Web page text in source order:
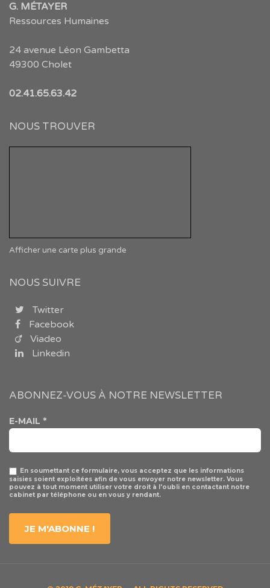
G. MÉTAYER
Ressources Humaines
24 avenue Léon Gambetta
49300 Cholet
02.41.65.63.42
NOUS TROUVER
Afficher une carte plus grande
NOUS SUIVRE
Twitter
Facebook
Viadeo
Linkedin
ABONNEZ-VOUS À NOTRE NEWSLETTER
E-MAIL *
En soumettant ce formulaire, vous acceptez que les informations
saisies soient exploitées afin de vous envoyer notre newsletter. Vous
pouvez à tout moment utiliser votre droit à l'oubli en contactant notre
cabinet par téléphone ou en vous y rendant.